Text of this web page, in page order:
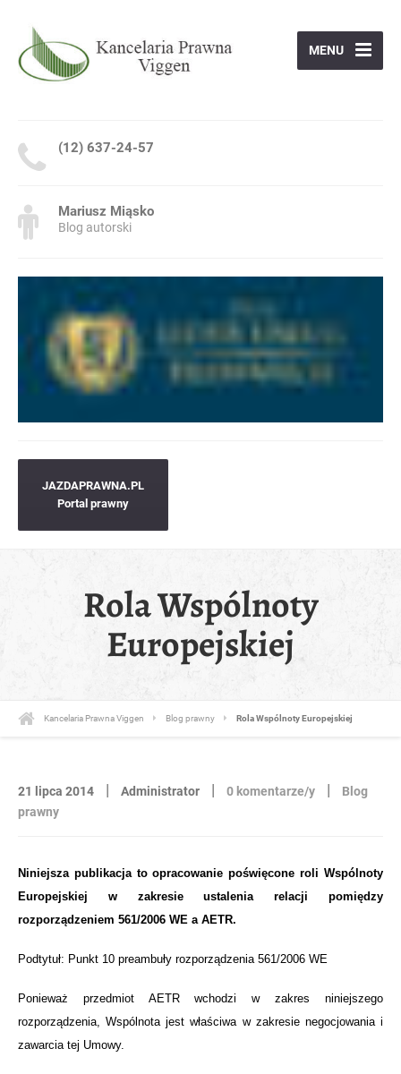
(12) 637-24-57
Mariusz Miąsko
Blog autorski
MENU
JAZDAPRAWNA.PL
Portal prawny
Rola Wspólnoty
Europejskiej
Kancelaria Prawna Viggen Blog prawny Rola Wspólnoty Europejskiej
21 lipca 2014 | Administrator | 0 komentarze/y |
Blog
prawny
Niniejsza publikacja to opracowanie poświęcone roli Wspólnoty
Europejskiej w zakresie ustalenia relacji pomiędzy
rozporządzeniem 561/2006 WE a AETR.
Podtytuł: Punkt 10 preambuły rozporządzenia 561/2006 WE
Ponieważ przedmiot AETR wchodzi w zakres niniejszego
rozporządzenia, Wspólnota jest właściwa w zakresie negocjowania i
zawarcia tej Umowy.